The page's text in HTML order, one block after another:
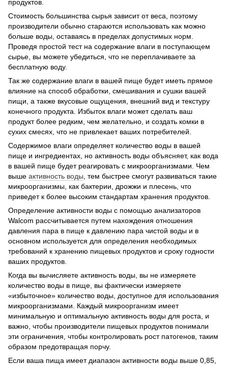
продуктов.
Стоимость большинства сырья зависит от веса, поэтому
производители обычно стараются использовать как можно
больше воды, оставаясь в пределах допустимых норм.
Проведя простой тест на содержание влаги в поступающем
сырье, вы можете убедиться, что не переплачиваете за
бесплатную воду.
Так же содержание влаги в вашей пище будет иметь прямое
влияние на способ обработки, смешивания и сушки вашей
пищи, а также вкусовые ощущения, внешний вид и текстуру
конечного продукта. Избыток влаги может сделать ваш
продукт более редким, чем желательно, и создать комки в
сухих смесях, что не привлекает ваших потребителей.
Содержимое влаги определяет количество воды в вашей
пище и ингредиентах, но активность воды объясняет, как вода
в вашей пище будет реагировать с микроорганизмами. Чем
выше активность воды, тем быстрее смогут развиваться такие
микроорганизмы, как бактерии, дрожжи и плесень, что
приведет к более высоким стандартам хранения продуктов.
Определение активности воды с помощью анализаторов
Walcom рассчитывается путем нахождения отношения
давления пара в пище к давлению пара чистой воды и в
основном используется для определения необходимых
требований к хранению пищевых продуктов и сроку годности
ваших продуктов.
Когда вы вычисляете активность воды, вы не измеряете
количество воды в пище, вы фактически измеряете
«избыточное» количество воды, доступное для использования
микроорганизмами. Каждый микроорганизм имеет
минимальную и оптимальную активность воды для роста, и
важно, чтобы производители пищевых продуктов понимали
эти ограничения, чтобы контролировать рост патогенов, таким
образом предотвращая порчу.
Если ваша пища имеет диапазон активности воды выше 0,85,